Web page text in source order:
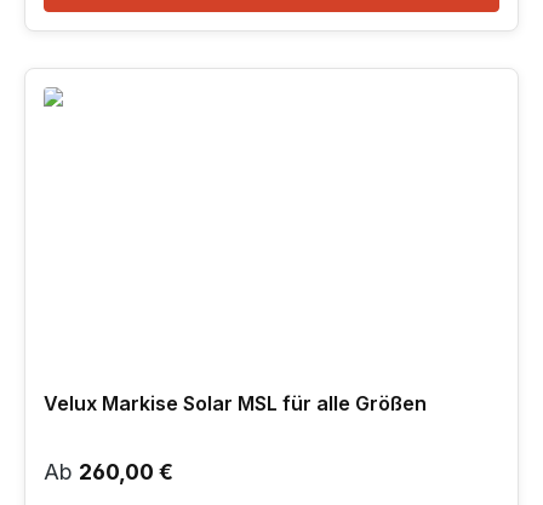
Velux Markise Solar MSL für alle Größen
Regulärer Preis:
Ab 260,00 €